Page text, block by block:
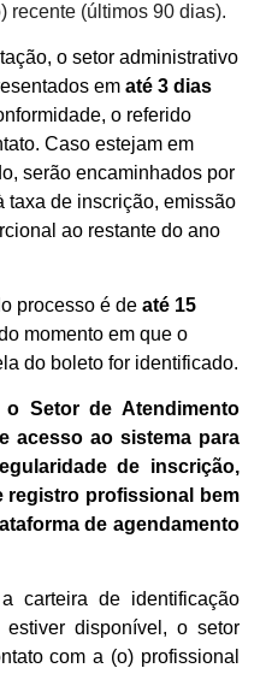
recente (últimos 90 dias).
o setor administrativo
ematé 3 dias
o referido
Caso estejam em
serão encaminhados por
taxa de inscrição, emissão
ao restante do ano
processo é deaté 15
momento em que o
do boleto for identificado.
Setor de Atendimento
acesso ao sistema para
de inscrição,
registro profissional bem
de agendamento
carteira de identificação
estiver disponível, o setor
com a (o) profissional